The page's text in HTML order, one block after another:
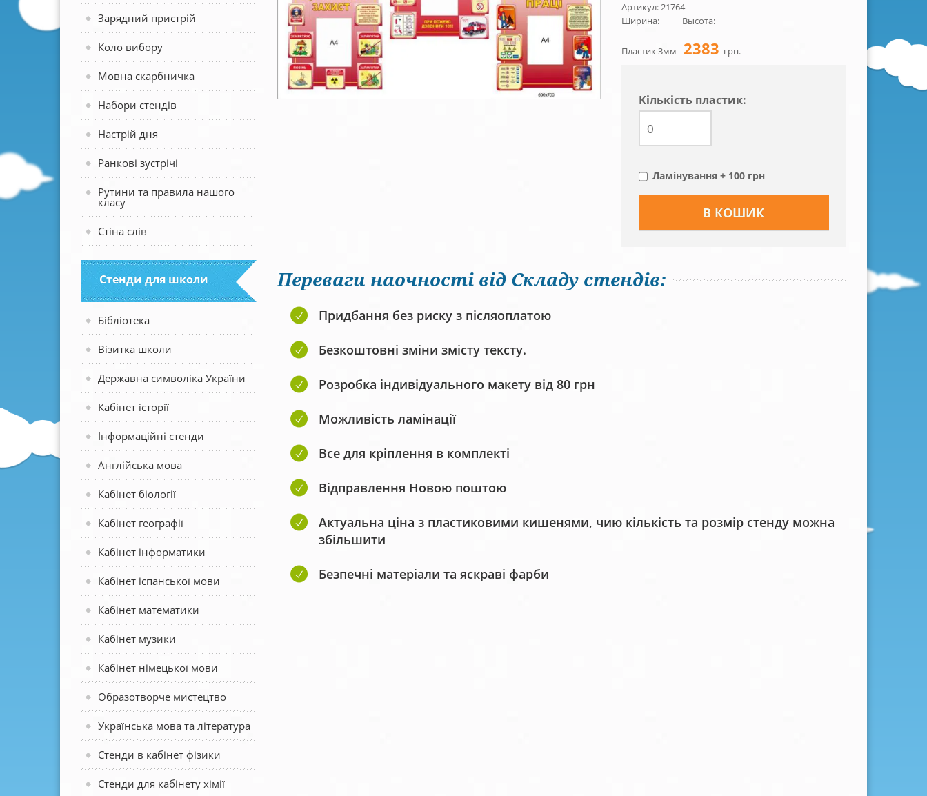
Зарядний пристрій
Коло вибору
Мовна скарбничка
Набори стендів
Настрій дня
Ранкові зустрічі
Рутини та правила нашого
класу
Стіна слів
Стенди для школи
Бібліотека
Візитка школи
Державна символіка України
Кабінет історії
Інформаційні стенди
Англійська мова
Кабінет біології
Кабінет географії
Кабінет інформатики
Кабінет іспанської мови
Кабінет математики
Кабінет музики
Кабінет німецької мови
Образотворче мистецтво
Українська мова та література
Стенди в кабінет фізики
Стенди для кабінету хімії
Артикул: 21764
Ширина:
Высота:
Пластик 3мм -2383 грн.
Кiлькiсть пластик:
Ламінування + 100 грн
Переваги наочності від Складу стендів:
Придбання без риску з післяоплатою
Безкоштовні зміни змісту тексту.
Розробка індивідуального макету від 80 грн
Можливість ламінації
Все для кріплення в комплекті
Відправлення Новою поштою
Актуальна ціна з пластиковими кишенями, чию кількість та розмір стенду можна
збільшити
Безпечні матеріали та яскраві фарби